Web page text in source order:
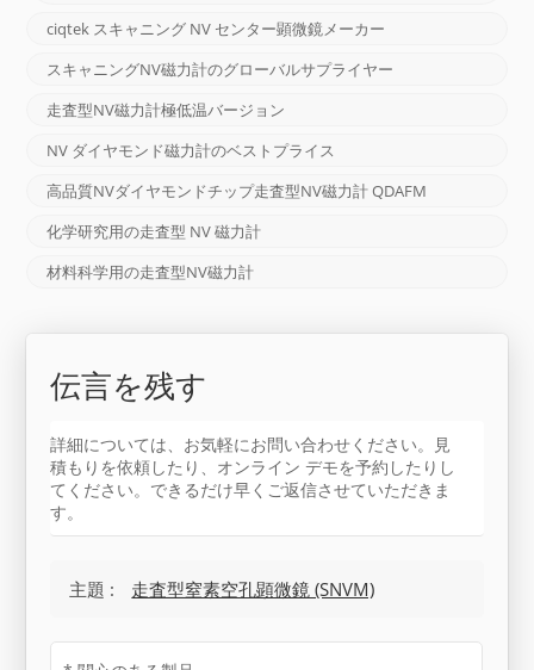
ciqtek スキャニング NV センター顕微鏡メーカー
スキャニングNV磁力計のグローバルサプライヤー
走査型NV磁力計極低温バージョン
NV ダイヤモンド磁力計のベストプライス
高品質NVダイヤモンドチップ走査型NV磁力計 QDAFM
化学研究用の走査型 NV 磁力計
材料科学用の走査型NV磁力計
伝言を残す
詳細については、お気軽にお問い合わせください。見
積もりを依頼したり、オンライン デモを予約したりし
てください。できるだけ早くご返信させていただきま
す。
主題 : 走査型窒素空孔顕微鏡 (SNVM)